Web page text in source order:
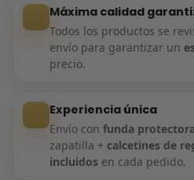
Máxima calidad
Todos los productos se
envío para garantizar un
precio.
Experiencia única
Envío con funda
zapatilla + calcetines de
incluidos en cada pedido.